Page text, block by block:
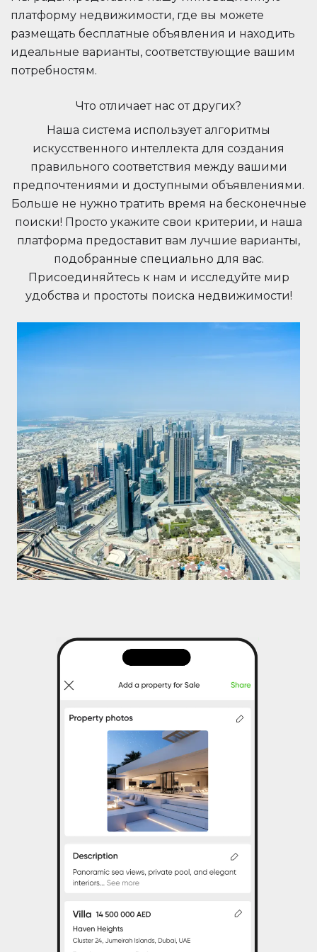
платформу недвижимости, где вы можете
размещать бесплатные объявления и находить
идеальные варианты, соответствующие вашим
потребностям.
Что отличает нас от других?
Наша система использует алгоритмы
искусственного интеллекта для создания
правильного соответствия между вашими
предпочтениями и доступными объявлениями.
Больше не нужно тратить время на бесконечные
поиски! Просто укажите свои критерии, и наша
платформа предоставит вам лучшие варианты,
подобранные специально для вас.
Присоединяйтесь к нам и исследуйте мир
удобства и простоты поиска недвижимости!